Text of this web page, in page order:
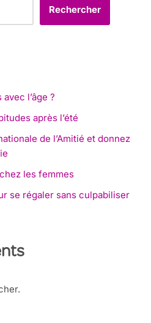
Rechercher
l’âge ?
après l’été
de l’Amitié et donnez
les femmes
se régaler sans culpabiliser